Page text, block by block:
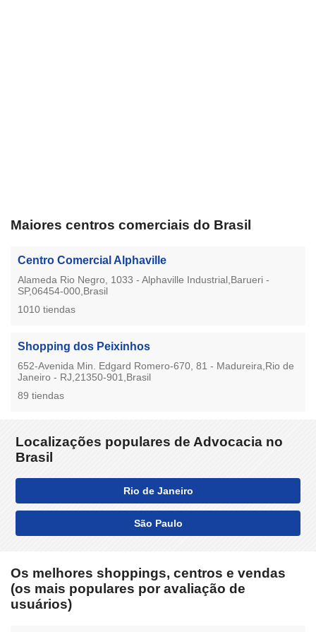
Maiores centros comerciais do Brasil
Centro Comercial Alphaville
Alameda Rio Negro, 1033 - Alphaville Industrial,Barueri -
SP,06454-000,Brasil
1010 tiendas
Shopping dos Peixinhos
652-Avenida Min. Edgard Romero-670, 81 - Madureira,Rio de
Janeiro - RJ,21350-901,Brasil
89 tiendas
Localizações populares de Advocacia no
Brasil
Rio de Janeiro
São Paulo
Os melhores shoppings, centros e vendas
(os mais populares por avaliação de
usuários)